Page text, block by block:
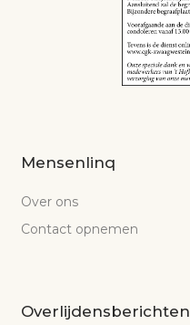
Mensenlinq
Over ons
Contact opnemen
Overlijdensberichten